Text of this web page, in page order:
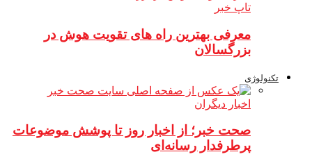
تاپ خبر
معرفی بهترین راه های تقویت هوش در
بزرگسالان
تکنولوژی
اخبار دیگران
صحت خبر؛ از اخبار روز تا پوشش موضوعات
پرطرفدار رسانه‌ای